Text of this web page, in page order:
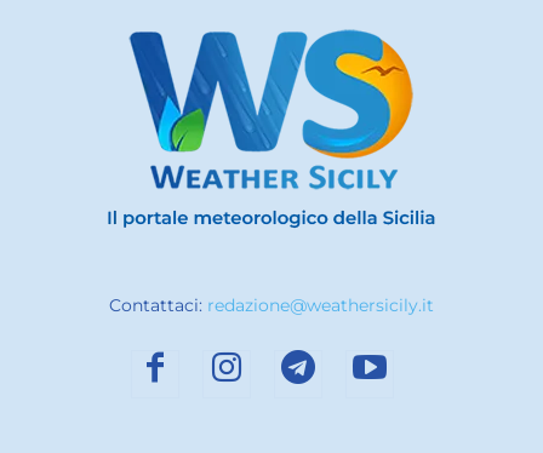
Contattaci: redazione@weathersicily.it